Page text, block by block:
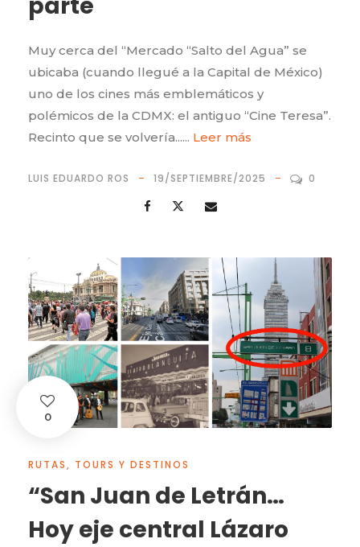
Muy cerca del “Mercado “Salto del Agua” se
ubicaba (cuando llegué a la Capital de México)
uno de los cines más emblemáticos y
polémicos de la CDMX: el antiguo “Cine Teresa”.
Recinto que se volvería...... Leer más
LUIS EDUARDO ROS 19/SEPTIEMBRE/2025 0
0
RUTAS, TOURS Y DESTINOS
“San Juan de Letrán…
Hoy eje central Lázaro